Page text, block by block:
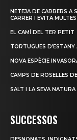
NETEJA DE CARRERS A
CARRER I EVITA MULTES
EL CAMÍ DEL TER PETIT
TORTUGUES
NOVA ESPÈCIE
CAMPS DE ROSELLES
SALT I LA SEVA
SUCCESSOS